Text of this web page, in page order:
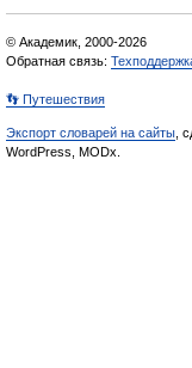
© Академик, 2000-2026
Обратная связь:
👣 Путешествия
Экспорт словарей на сайты ,
WordPress, MODx.